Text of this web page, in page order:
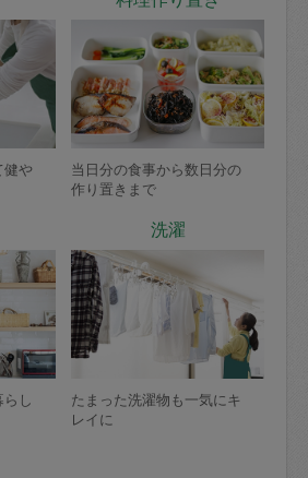
健や
当日分の食事から数日分の
作り置きまで
し
洗濯
たまった洗濯物も一気にキ
レイに